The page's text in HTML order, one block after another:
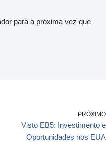
para a próxima vez que
PRÓXIMO
Visto EB5: Investimento e
Oportunidades nos EUA